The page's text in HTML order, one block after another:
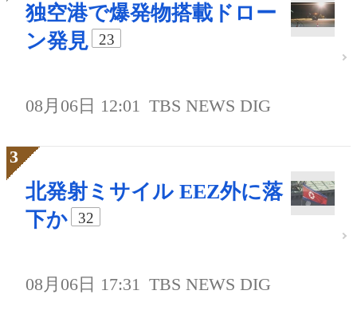
独空港で爆発物搭載ドロー
ン発見
23
08月06日 12:01 TBS NEWS DIG
北発射ミサイル EEZ外に落
下か
32
08月06日 17:31 TBS NEWS DIG